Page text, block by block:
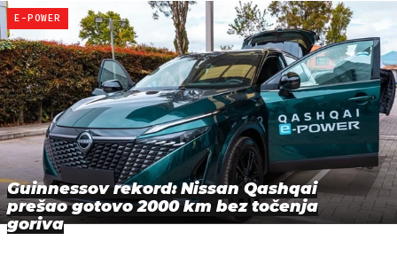
E-POWER
Guinnessov rekord: Nissan Qashqai
prešao gotovo 2000 km bez točenja
goriva